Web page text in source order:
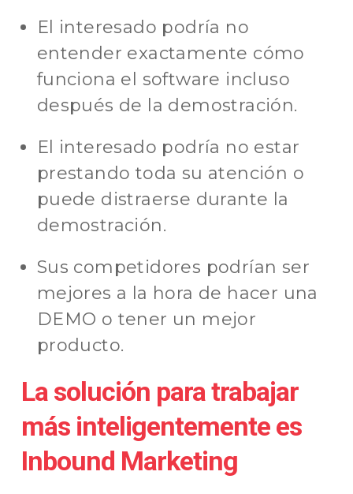
El interesado podría no
entender exactamente cómo
funciona el software incluso
después de la demostración.
El interesado podría no estar
prestando toda su atención o
puede distraerse durante la
demostración.
Sus competidores podrían ser
mejores a la hora de hacer una
DEMO o tener un mejor
producto.
La solución para trabajar
más inteligentemente es
Inbound Marketing